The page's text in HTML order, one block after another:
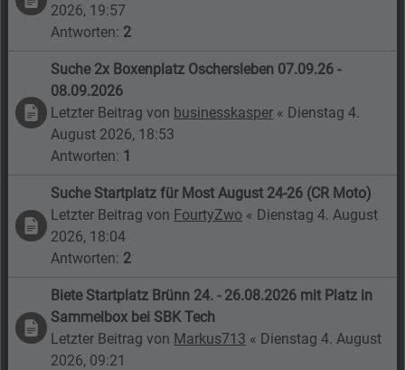
2026, 19:57
Antworten: 2
Suche 2x Boxenplatz Oschersleben 07.09.26 -
08.09.2026
Letzter Beitrag von businesskasper « Dienstag 4.
August 2026, 18:53
Antworten: 1
Suche Startplatz für Most August 24-26 (CR Moto)
Letzter Beitrag von FourtyZwo « Dienstag 4. August
2026, 18:04
Antworten: 2
Biete Startplatz Brünn 24. - 26.08.2026 mit Platz in
Sammelbox bei SBK Tech
Letzter Beitrag von Markus713 « Dienstag 4. August
2026, 09:21